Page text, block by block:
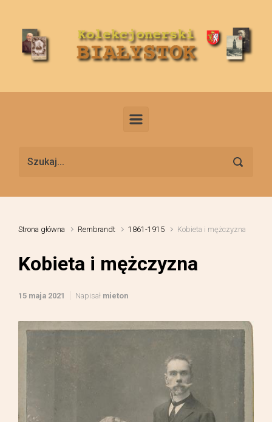
Strona główna Rembrandt 1861-1915 Kobieta i mężczyzna
Kobieta i mężczyzna
15 maja 2021 Napisał mieton